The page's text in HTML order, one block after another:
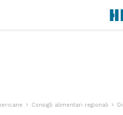
Consigli alimentari regionali